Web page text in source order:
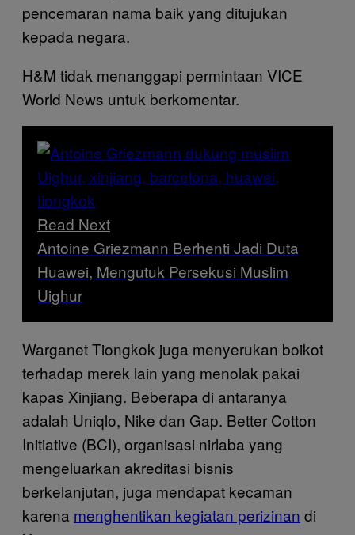
pencemaran nama baik yang ditujukan
kepada negara.
H&M tidak menanggapi permintaan VICE
World News untuk berkomentar.
Read Next
Antoine Griezmann Berhenti Jadi Duta
Huawei, Mengutuk Persekusi Muslim
Uighur
Warganet Tiongkok juga menyerukan boikot
terhadap merek lain yang menolak pakai
kapas Xinjiang. Beberapa di antaranya
adalah Uniqlo, Nike dan Gap. Better Cotton
Initiative (BCI), organisasi nirlaba yang
mengeluarkan akreditasi bisnis
berkelanjutan, juga mendapat kecaman
karena menghentikan kegiatan perizinan di